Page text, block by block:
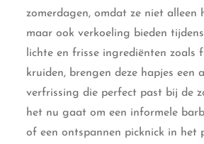
zomerdagen, omdat ze niet alleen
maar ook verkoeling bieden
lichte en frisse ingrediënten zoals
kruiden, brengen deze hapjes een
verfrissing die perfect past bij de
het nu gaat om een informele
of een ontspannen picknick in het